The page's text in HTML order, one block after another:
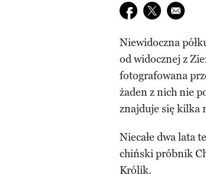
Udostępnij na
Udostępnij
E-mail
Niewidoczna
od widocznej z
fotografowana
żaden z nich nie
znajduje się kilka
Niecałe dwa lata
chiński próbnik
Królik.